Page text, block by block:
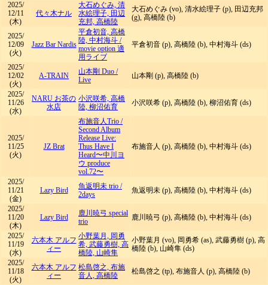
2025/
12/11
(木)
代々木ナル
大石めぐみ, 清
水絵理子, 田辺
充邦, 高橋陸
大石めぐみ (vo), 清水絵理子 (p), 田辺充邦
(g), 高橋陸 (b)
2025/
12/09
(火)
Jazz Bar Nardis
平倉初音, 高橋
陸, 中村海斗 /
movie option 適
用ライブ
平倉初音 (p), 高橋陸 (b), 中村海斗 (ds)
2025/
12/02
(火)
A-TRAIN 山本剛 Duo /
Live
山本剛 (p), 高橋陸 (b)
2025/
11/26
(水)
NARU お茶の
水店
小沢咲希, 高橋
陸, 柳沼佑育
小沢咲希 (p), 高橋陸 (b), 柳沼佑育 (ds)
2025/
11/25
(火)
JZ Brat
布施音人Trio /
Second Album
Release Live:
Thus Have I
Heard〜中川ヨ
ウ produce
vol.72〜
布施音人 (p), 高橋陸 (b), 中村海斗 (ds)
2025/
11/21
(金)
Lazy Bird 魚返明未 trio /
2days
魚返明未 (p), 高橋陸 (b), 中村海斗 (ds)
2025/
11/20
(木)
Lazy Bird
鹿川暁弓 special
trio
鹿川暁弓 (p), 高橋陸 (b), 中村海斗 (ds)
2025/
11/19
(水)
六本木 アルフ
ィー
小野葉月, 岡勇
希, 武藤勇樹, 高
橋陸, 山崎隼
小野葉月 (vo), 岡勇希 (as), 武藤勇樹 (p), 高
橋陸 (b), 山崎隼 (ds)
2025/
11/18
(火)
六本木 アルフ
ィー
松島啓之, 布施
音人, 高橋陸
松島啓之 (tp), 布施音人 (p), 高橋陸 (b)